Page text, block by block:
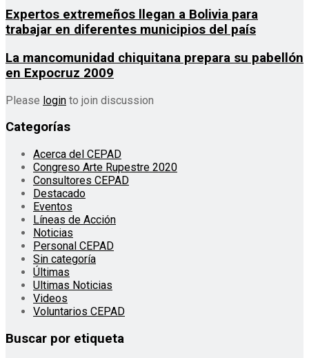
Expertos extremeños llegan a Bolivia para
trabajar en diferentes municipios del país
La mancomunidad chiquitana prepara su pabellón
en Expocruz 2009
Please login to join discussion
Categorías
Acerca del CEPAD
Congreso Arte Rupestre 2020
Consultores CEPAD
Destacado
Eventos
Líneas de Acción
Noticias
Personal CEPAD
Sin categoría
Últimas
Ultimas Noticias
Videos
Voluntarios CEPAD
Buscar por etiqueta